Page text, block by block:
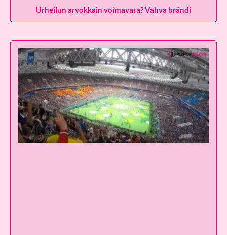
Urheilun arvokkain voimavara? Vahva brändi